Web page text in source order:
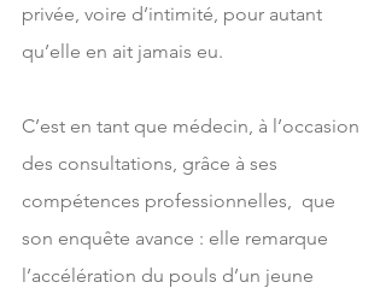
privée, voire d’intimité, pour autant
qu’elle en ait jamais eu.
C’est en tant que médecin, à l’occasion
des consultations, grâce à ses
compétences professionnelles,  que
son enquête avance : elle remarque
l’accélération du pouls d’un jeune